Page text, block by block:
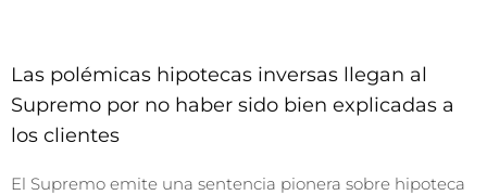
Las polémicas hipotecas inversas llegan al
Supremo por no haber sido bien explicadas a
los clientes
El Supremo emite una sentencia pionera sobre hipoteca